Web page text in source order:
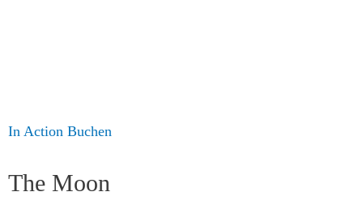
In Action Buchen
The Moon